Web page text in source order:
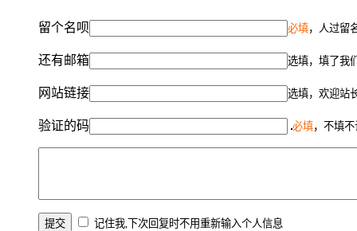
留个名呗 必填，人过留
还有邮箱 选填，填了我
网站链接 选填，欢迎站
验证的码 必填，不填
记住我,下次回复时不用重新输入个人信息